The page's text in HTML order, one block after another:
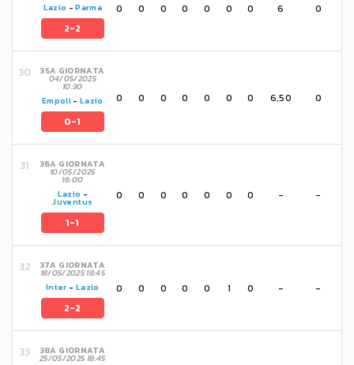
Lazio -Parma
2-2
0 0 0 0 0 0 0 6 0
35A GIORNATA
04/05/2025
10:30
Empoli -Lazio
0-1
0 0 0 0 0 0 0 6,50 0
36A GIORNATA
10/05/2025
16:00
Lazio -
Juventus
1-1
0 0 0 0 0 0 0 - -
37A GIORNATA
18/05/2025 18:45
Inter - Lazio
2-2
0 0 0 0 0 1 0 - -
38A GIORNATA
25/05/2025 18:45